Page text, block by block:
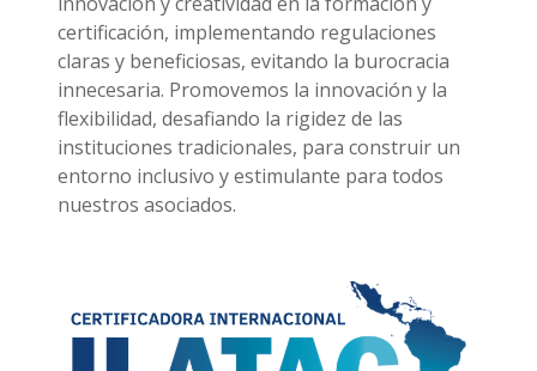
certificación, implementando regulaciones
claras y beneficiosas, evitando la burocracia
innecesaria. Promovemos la innovación y la
flexibilidad, desafiando la rigidez de las
instituciones tradicionales, para construir un
entorno inclusivo y estimulante para todos
nuestros asociados.